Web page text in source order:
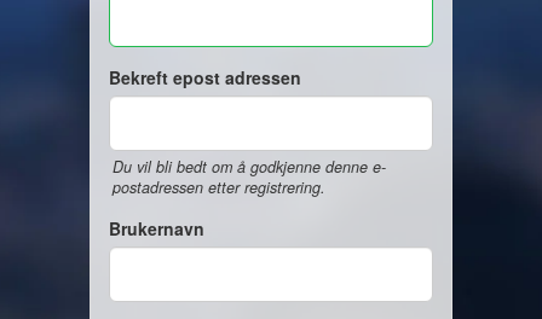
Bekreft epost adressen
Du vil bli bedt om å godkjenne denne e-
postadressen etter registrering.
Brukernavn